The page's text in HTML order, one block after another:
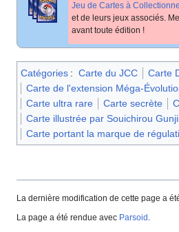
Jeu de Cartes à
et de leurs jeux associés.
avant toute édition !
Catégories : Carte du JCC
Carte
Carte de l'extension Méga-
Carte ultra rare
Carte secrète
Carte illustrée par Souichirou
Carte portant la marque de
La dernière modification de cette page a
La page a été rendue avec Parsoid .